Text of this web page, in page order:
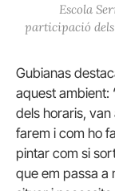
Escola
participació
Gubianas
aquest ambient:
dels horaris,
farem i com ho
pintar com si
que em passa a